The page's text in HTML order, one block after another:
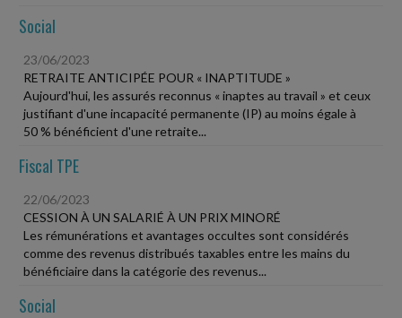
Social
23/06/2023
RETRAITE ANTICIPÉE POUR « INAPTITUDE »
Aujourd'hui, les assurés reconnus « inaptes au travail » et ceux
justifiant d'une incapacité permanente (IP) au moins égale à
50 % bénéficient d'une retraite...
Fiscal TPE
22/06/2023
CESSION À UN SALARIÉ À UN PRIX MINORÉ
Les rémunérations et avantages occultes sont considérés
comme des revenus distribués taxables entre les mains du
bénéficiaire dans la catégorie des revenus...
Social